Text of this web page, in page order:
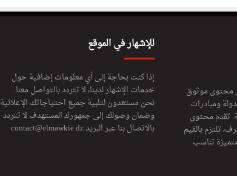
محتوى موثوق
ومبادرات
تقدم محتوى
تلتزم بالقيم
تناسب
للإشهار في الموقع
إذا كنت بحاجة إلى أي معلومات إضافية حول
خدمات الإشهار لدينا، لا تتردد بالتواصل معنا.
نحن مستعدون لتلبية جميع احتياجاتك الإعلانية
وضمان وصولك إلى جمهورك المستهدف لا تتردد
بالاتصال بنا عبر البريدcontact@elmawkie.dz